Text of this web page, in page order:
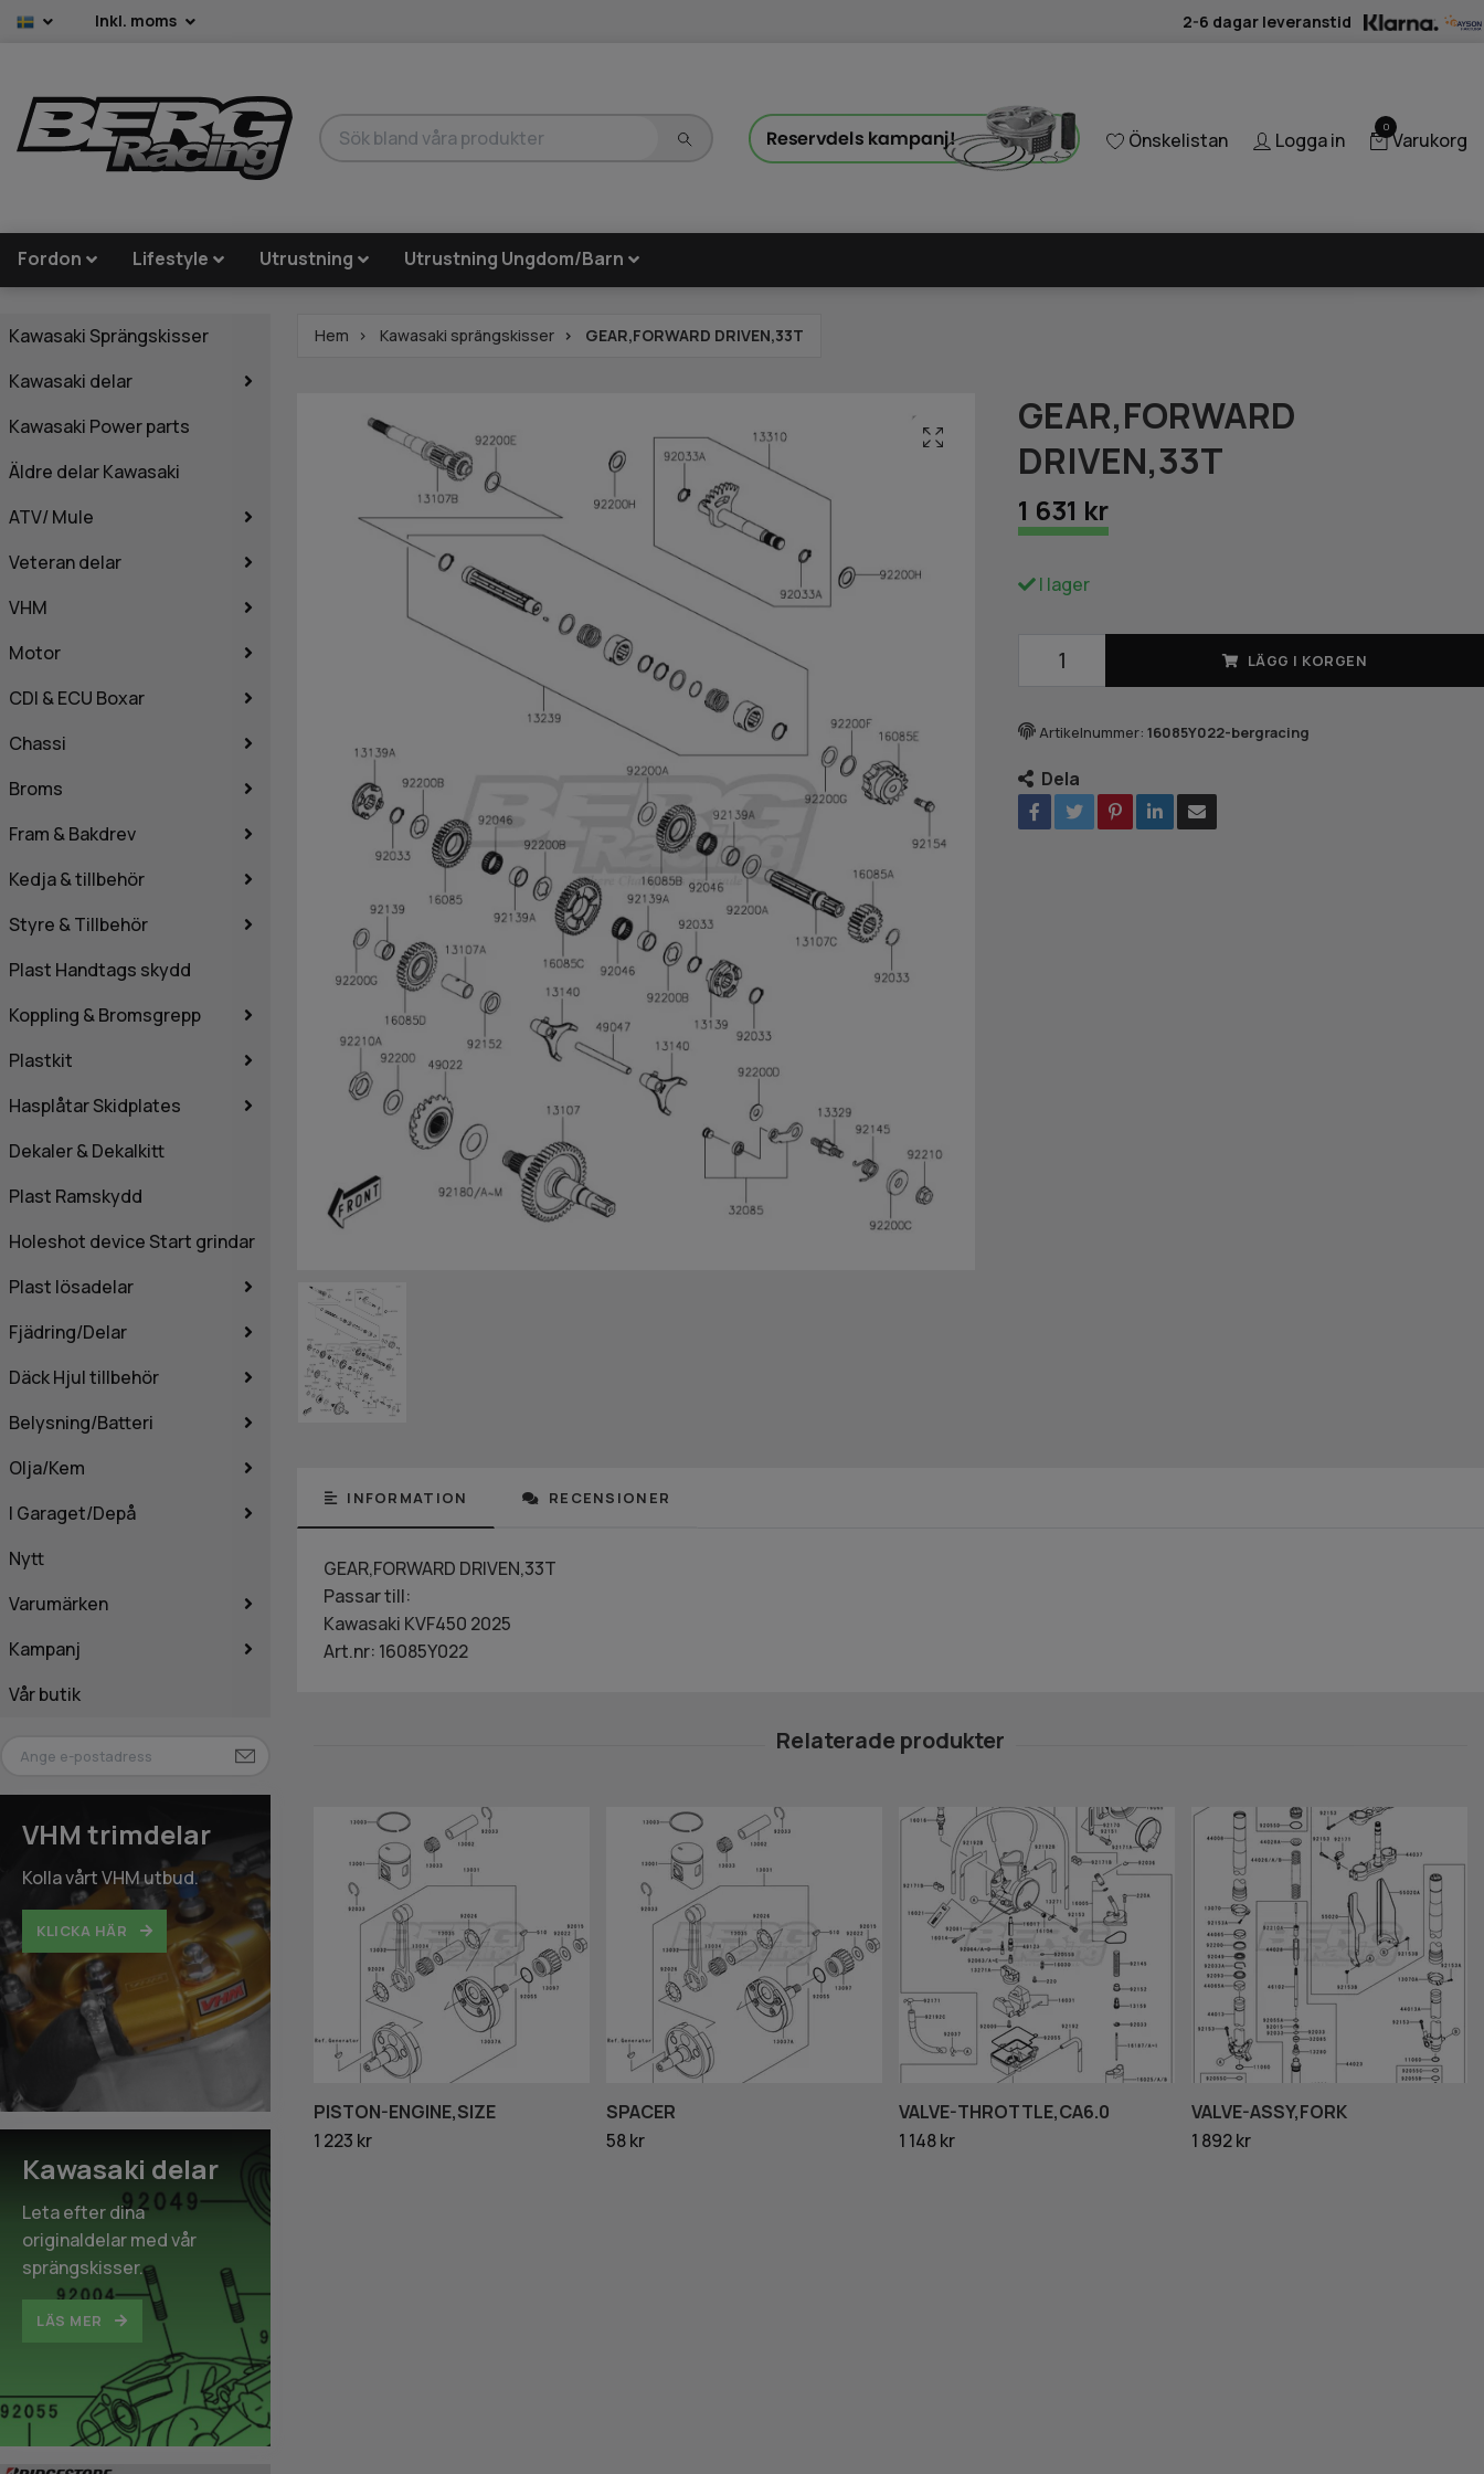
Inkl. moms 2-6 dagar leveranstid
Önskelistan Logga in
0
Varukorg
Fordon Lifestyle Utrustning Utrustning Ungdom/Barn
Kawasaki Sprängskisser
Kawasaki delar
Kawasaki Power parts
Äldre delar Kawasaki
ATV/ Mule
Veteran delar
VHM
Motor
CDI & ECU Boxar
Chassi
Broms
Fram & Bakdrev
Kedja & tillbehör
Styre & Tillbehör
Plast Handtags skydd
Koppling & Bromsgrepp
Plastkit
Hasplåtar Skidplates
Dekaler & Dekalkitt
Plast Ramskydd
Holeshot device Start grindar
Plast lösadelar
Fjädring/Delar
Däck Hjul tillbehör
Belysning/Batteri
Olja/Kem
I Garaget/Depå
Nytt
Varumärken
Kampanj
Vår butik
VHM trimdelar
Kolla vårt VHM utbud.
KLICKA HÄR
Kawasaki delar
Leta efter dina
originaldelar med vår
sprängskisser.
LÄS MER
Hem Kawasaki sprängskisser GEAR,FORWARD DRIVEN,33T
GEAR,FORWARD
DRIVEN,33T
1 631 kr
I lager
LÄGG I KORGEN
Artikelnummer: 16085Y022-bergracing
Dela
INFORMATION RECENSIONER
GEAR,FORWARD DRIVEN,33T
Passar till:
Kawasaki KVF450 2025
Art.nr: 16085Y022
PISTON-ENGINE,SIZE
1 223 kr
SPACER
58 kr
VALVE-THROTTLE,CA6.0
1 148 kr
VALVE-ASSY,FORK
1 892 kr